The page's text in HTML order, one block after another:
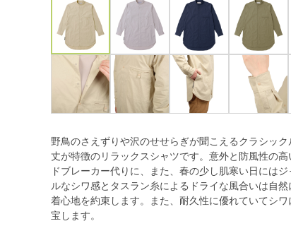
野鳥のさえずりや沢のせせらぎが聞こえるクラシッ
丈が特徴のリラックスシャツです。意外と防風性の
ドブレーカー代りに、また、春の少し肌寒い日には
ルなシワ感とタスラン糸によるドライな風合いは自
着心地を約束します。また、耐久性に優れていてシ
宝します。